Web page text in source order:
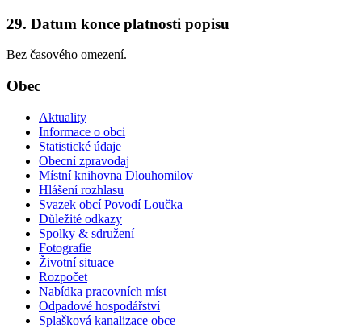
29. Datum konce platnosti popisu
Bez časového omezení.
Obec
Aktuality
Informace o obci
Statistické údaje
Obecní zpravodaj
Místní knihovna Dlouhomilov
Hlášení rozhlasu
Svazek obcí Povodí Loučka
Důležité odkazy
Spolky & sdružení
Fotografie
Životní situace
Rozpočet
Nabídka pracovních míst
Odpadové hospodářství
Splašková kanalizace obce